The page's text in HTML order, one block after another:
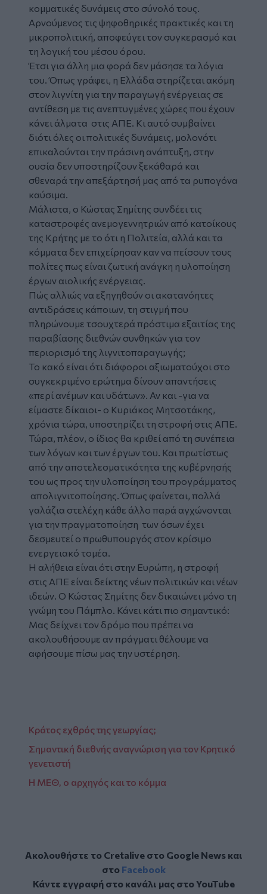
κομματικές δυνάμεις στο σύνολό τους.
Αρνούμενος τις ψηφοθηρικές πρακτικές και τη
μικροπολιτική, αποφεύγει τον συγκερασμό και
τη λογική του μέσου όρου.
Έτσι για άλλη μια φορά δεν μάσησε τα λόγια
του. Όπως γράφει, η Ελλάδα στηρίζεται ακόμη
στον λιγνίτη για την παραγωγή ενέργειας σε
αντίθεση με τις ανεπτυγμένες χώρες που έχουν
κάνει άλματα στις ΑΠΕ. Κι αυτό συμβαίνει
διότι όλες οι πολιτικές δυνάμεις, μολονότι
επικαλούνται την πράσινη ανάπτυξη, στην
ουσία δεν υποστηρίζουν ξεκάθαρά και
σθεναρά την απεξάρτησή μας από τα ρυπογόνα
καύσιμα.
Μάλιστα, ο Κώστας Σημίτης συνδέει τις
καταστροφές ανεμογεννητριών από κατοίκους
της Κρήτης με το ότι η Πολιτεία, αλλά και τα
κόμματα δεν επιχείρησαν καν να πείσουν τους
πολίτες πως είναι ζωτική ανάγκη η υλοποίηση
έργων αιολικής ενέργειας.
Πώς αλλιώς να εξηγηθούν οι ακατανόητες
αντιδράσεις κάποιων, τη στιγμή που
πληρώνουμε τσουχτερά πρόστιμα εξαιτίας της
παραβίασης διεθνών συνθηκών για τον
περιορισμό της λιγνιτοπαραγωγής;
Το κακό είναι ότι διάφοροι αξιωματούχοι στο
συγκεκριμένο ερώτημα δίνουν απαντήσεις
«περί ανέμων και υδάτων». Αν και -για να
είμαστε δίκαιοι- ο Κυριάκος Μητσοτάκης,
χρόνια τώρα, υποστηρίζει τη στροφή στις ΑΠΕ.
Τώρα, πλέον, ο ίδιος θα κριθεί από τη συνέπεια
των λόγων και των έργων του. Και πρωτίστως
από την αποτελεσματικότητα της κυβέρνησής
του ως προς την υλοποίηση του προγράμματος
απολιγνιτοποίησης. Όπως φαίνεται, πολλά
γαλάζια στελέχη κάθε άλλο παρά αγχώνονται
για την πραγματοποίηση των όσων έχει
δεσμευτεί ο πρωθυπουργός στον κρίσιμο
ενεργειακό τομέα.
Η αλήθεια είναι ότι στην Ευρώπη, η στροφή
στις ΑΠΕ είναι δείκτης νέων πολιτικών και νέων
ιδεών. Ο Κώστας Σημίτης δεν δικαιώνει μόνο τη
γνώμη του Πάμπλο. Κάνει κάτι πιο σημαντικό:
Μας δείχνει τον δρόμο που πρέπει να
ακολουθήσουμε αν πράγματι θέλουμε να
αφήσουμε πίσω μας την υστέρηση.
Κράτος εχθρός της γεωργίας;
Σημαντική διεθνής αναγνώριση για τον Κρητικό
γενετιστή
Η ΜΕΘ, ο αρχηγός και το κόμμα
Ακολουθήστε το Cretalive στο Google Newsκαι
στο Facebook
Κάντε εγγραφή στο κανάλι μας στοYouTube